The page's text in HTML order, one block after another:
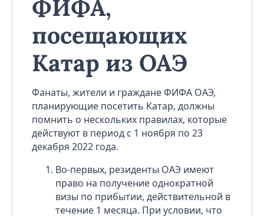
ФИФА,
посещающих
Катар из ОАЭ
Фанаты, жители и граждане ФИФА ОАЭ,
планирующие посетить Катар, должны
помнить о нескольких правилах, которые
действуют в период с 1 ноября по 23
декабря 2022 года.
Во-первых, резиденты ОАЭ имеют
право на получение однократной
визы по прибытии, действительной в
течение 1 месяца. При условии, что